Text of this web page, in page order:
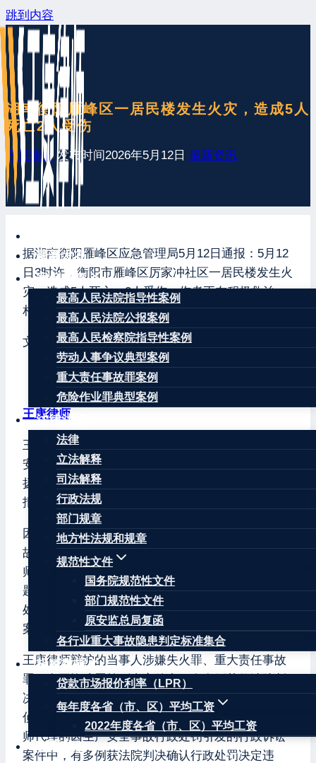
跳到内容
最新发布
案例分享
最高人民法院指导性案例
最高人民法院公报案例
最高人民检察院指导性案例
劳动人事争议典型案例
重大责任事故罪案例
危险作业罪典型案例
法律法规
法律
立法解释
司法解释
行政法规
部门规章
地方性法规和规章
规范性文件
国务院规范性文件
部门规范性文件
原安监总局复函
各行业重大事故隐患判定标准集合
权威数据
贷款市场报价利率（LPR）
每年度各省（市、区）平均工资
2022年度各省（市、区）平均工资
联系我们
湖南衡阳雁峰区一居民楼发生火灾，造成5人
死亡2人受伤
王康律师 发布时间2026年5月12日 最新资讯
据湖南衡阳雁峰区应急管理局5月12日通报：5月12
日3时许，衡阳市雁峰区厉家冲社区一居民楼发生火
灾，造成5人死亡，2人受伤，伤者正在积极救治。
相关善后工作和事故原因调查正在开展中。
文章标签：#湖南省#衡阳市#雁峰区
王康律师
王康律师，注册安全工程师，北京华让律师事务所
安全生产和消防安全专业委员会主任，曾任江苏省
扬州市宝应县原安监局公务员、原《中国安全生产
报》记者。
因曾在安监局负责安全生产监督管理、生产安全事
故调查和处理、安全生产行政执法等工作，王康律
师十分熟悉生产安全事故调查处理程序和存在的问
题，善于对因生产安全事故引发的民事赔偿、行政
处罚和刑事追责提供专业法律服务和有效应对方
案。
王康律师辩护的当事人涉嫌失火罪、重大责任事故
罪、合同诈骗罪等刑事案件中，有多例获得法院判
决当事人无罪、公安机关对当事人撤销案件或终止
侦查、检察机关不批准逮捕当事人等结果；王康律
师代理的因生产安全事故行政处罚引发的行政诉讼
案件中，有多例获法院判决确认行政处罚决定违